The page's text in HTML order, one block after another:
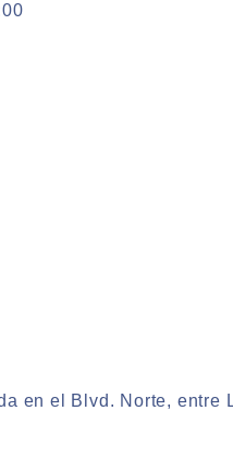
en el Blvd. Norte, entre